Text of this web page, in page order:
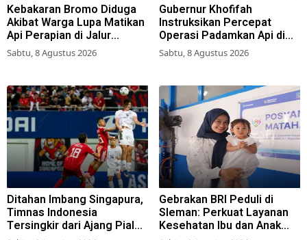
Kebakaran Bromo Diduga
Akibat Warga Lupa Matikan
Api Perapian di Jalur
Tradisional
Sabtu, 8 Agustus 2026
Gubernur Khofifah
Instruksikan Percepat
Operasi Padamkan Api di
Wisata Bromo
Sabtu, 8 Agustus 2026
Ditahan Imbang Singapura,
Timnas Indonesia
Tersingkir dari Ajang Piala
Gebrakan BRI Peduli di
Sleman: Perkuat Layanan
Kesehatan Ibu dan Anak